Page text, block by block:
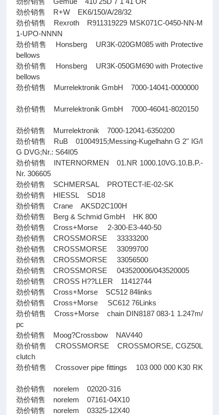
劲价销售 R+W EK6/150/A/28/32
劲价销售 Rexroth R911319229 MSK071C-0450-NN-M
1-UPO-NNNN
劲价销售 Honsberg UR3K-020GM085 with Protective
bellows
劲价销售 Honsberg UR3K-050GM690 with Protective
bellows
劲价销售 Murrelektronik GmbH 7000-14041-0000000
劲价销售 Murrelektronik GmbH 7000-46041-8020150
劲价销售 Murrelektronik 7000-12041-6350200
劲价销售 RuB 01004915;Messing-Kugelhahn G 2" IG/I
G DVG;Nr.: S64I05
劲价销售 INTERNORMEN 01.NR 1000.10VG.10.B.P.-
Nr. 306605
劲价销售 SCHMERSAL PROTECT-IE-02-SK
劲价销售 HIESSL SD18
劲价销售 Crane AKSD2C100H
劲价销售 Berg & Schmid GmbH HK 800
劲价销售 Cross+Morse 2-300-E3-440-50
劲价销售 CROSSMORSE 33333200
劲价销售 CROSSMORSE 33099700
劲价销售 CROSSMORSE 33056500
劲价销售 CROSSMORSE 043520006/043520005
劲价销售 CROSS H??LLER 11412744
劲价销售 Cross+Morse SC512 84links
劲价销售 Cross+Morse SC612 76Links
劲价销售 Cross+Morse chain DIN8187 083-1 1.247m/
pc
劲价销售 Moog?Crossbow NAV440
劲价销售 CROSSMORSE CROSSMORSE, CGZ50L
clutch
劲价销售 Crossover pipe fittings 103 000 000 K30 RK
劲价销售 norelem 02020-316
劲价销售 norelem 07161-04X10
劲价销售 norelem 03325-12X40